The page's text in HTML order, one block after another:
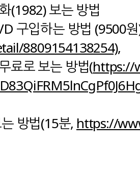
(1982) 보는 방법
구입하는 방법 (9500
8809154138254),
료로 보는 방법(https://
방법(15분, https://